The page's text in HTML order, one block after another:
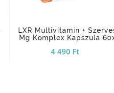
LXR Multivitamin +
Mg Komplex Kapszula
4 490 Ft